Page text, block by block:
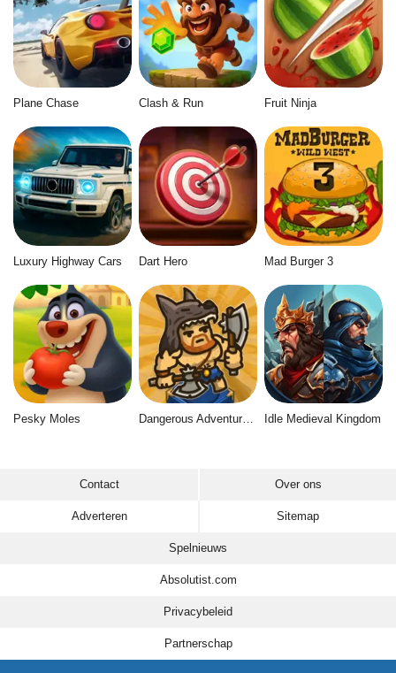
Plane Chase Clash & Run Fruit Ninja
Luxury Highway Cars Dart Hero Mad Burger 3
Pesky Moles Dangerous Adventure 2 Idle Medieval Kingdom
Contact Over ons
Adverteren Sitemap
Spelnieuws
Absolutist.com
Privacybeleid
Partnerschap